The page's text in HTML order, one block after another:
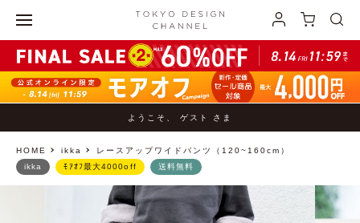
ようこそ、 ゲスト さま
HOME ikka レースアップワイドパンツ（120~160cm）
ikka ﾓｱｵﾌ最大4000off 送料無料